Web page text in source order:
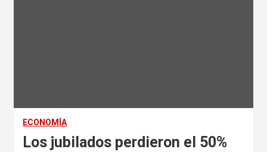
ECONOMÍA
Los jubilados perdieron el 50%